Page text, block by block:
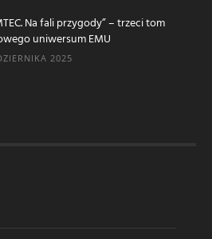
Na fali przygody” – trzeci tom
uniwersum EMU
2025